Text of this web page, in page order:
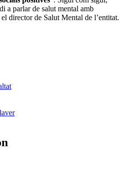
a parlar de salut mental amb
director de Salut Mental de l’entitat.